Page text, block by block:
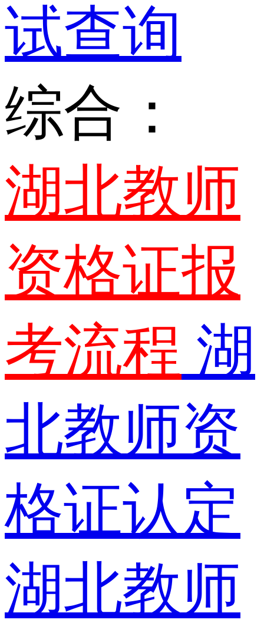
试查询
综合：
湖北教师
资格证报
考流程 湖
北教师资
格证认定
湖北教师